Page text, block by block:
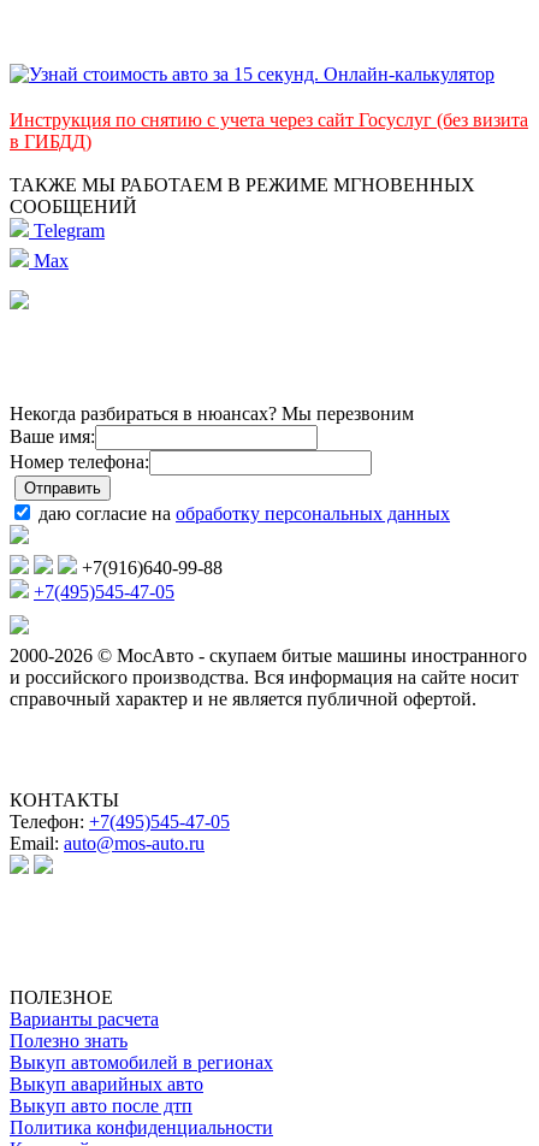
Инструкция по снятию с учета через сайт Госуслуг (без визита
в ГИБДД)
ТАКЖЕ МЫ РАБОТАЕМ В РЕЖИМЕ МГНОВЕННЫХ
СООБЩЕНИЙ
Telegram
Max
Некогда разбираться в нюансах? Мы перезвоним
Ваше имя:
Номер телефона:
даю согласие на обработку персональных данных
+7(916)640-99-88
+7(495)545-47-05
2000-2026 © МосАвто - скупаем битые машины иностранного
и российского производства. Вся информация на сайте носит
справочный характер и не является публичной офертой.
КОНТАКТЫ
Телефон: +7(495)545-47-05
Email: auto@mos-auto.ru
ПОЛЕЗНОЕ
Варианты расчета
Полезно знать
Выкуп автомобилей в регионах
Выкуп аварийных авто
Выкуп авто после дтп
Политика конфиденциальности